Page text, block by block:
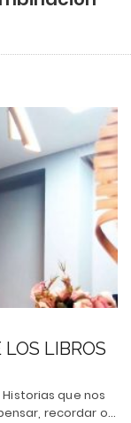
LIBROS
que nos
recordar o…